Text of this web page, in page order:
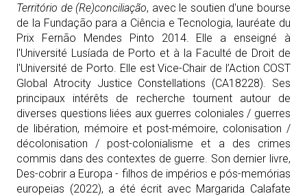
Território de (Re)conciliação, avec le soutien d'une bourse
de la Fundação para a Ciência e Tecnologia, lauréate du
Prix Fernão Mendes Pinto 2014. Elle a enseigné à
l'Université Lusíada de Porto et à la Faculté de Droit de
l'Université de Porto. Elle est Vice-Chair de l’Action COST
Global Atrocity Justice Constellations (CA18228). Ses
principaux intérêts de recherche tournent autour de
diverses questions liées aux guerres coloniales / guerres
de libération, mémoire et post-mémoire, colonisation /
décolonisation / post-colonialisme et a des crimes
commis dans des contextes de guerre. Son dernier livre,
Des-cobrir a Europa - filhos de impérios e pós-memórias
europeias (2022), a été écrit avec Margarida Calafate